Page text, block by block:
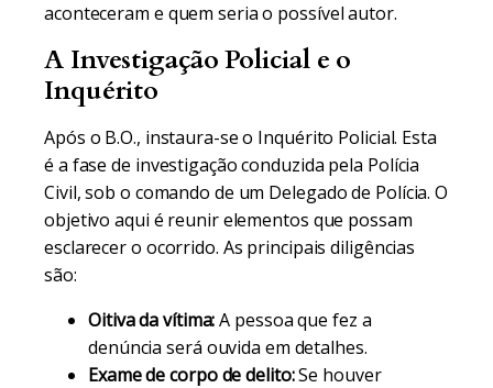
aconteceram e quem seria o possível autor.
A Investigação Policial e o
Inquérito
Após o B.O., instaura-se o Inquérito Policial. Esta
é a fase de investigação conduzida pela Polícia
Civil, sob o comando de um Delegado de Polícia. O
objetivo aqui é reunir elementos que possam
esclarecer o ocorrido. As principais diligências
são:
Oitiva da vítima:A pessoa que fez a
denúncia será ouvida em detalhes.
Exame de corpo de delito:Se houver